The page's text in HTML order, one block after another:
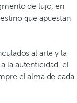
de lujo, en
que apuestan
al arte y la
la autenticidad, el
el alma de cada